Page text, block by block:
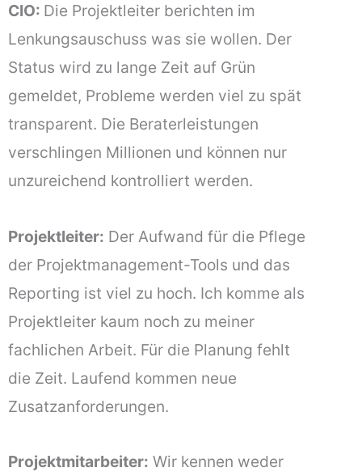
CIO: Die Projektleiter berichten im
Lenkungsauschuss was sie wollen. Der
Status wird zu lange Zeit auf Grün
gemeldet, Probleme werden viel zu spät
transparent. Die Beraterleistungen
verschlingen Millionen und können nur
unzureichend kontrolliert werden.
Projektleiter: Der Aufwand für die Pflege
der Projektmanagement-Tools und das
Reporting ist viel zu hoch. Ich komme als
Projektleiter kaum noch zu meiner
fachlichen Arbeit. Für die Planung fehlt
die Zeit. Laufend kommen neue
Zusatzanforderungen.
Projektmitarbeiter: Wir kennen weder